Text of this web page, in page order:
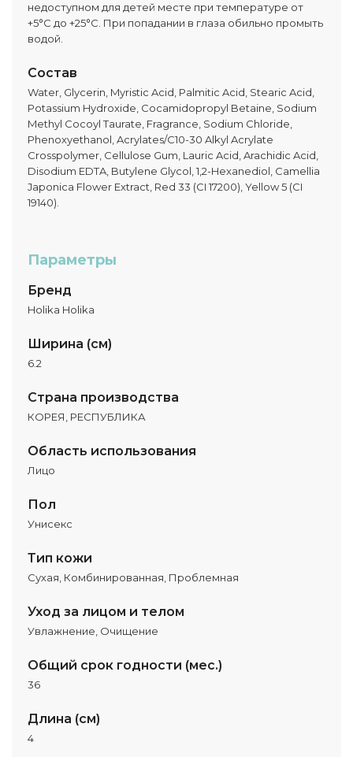
недоступном для детей месте при температуре от
+5°C до +25°C. При попадании в глаза обильно промыть
водой.
Состав
Water, Glycerin, Myristic Acid, Palmitic Acid, Stearic Acid,
Potassium Hydroxide, Cocamidopropyl Betaine, Sodium
Methyl Cocoyl Taurate, Fragrance, Sodium Chloride,
Phenoxyethanol, Acrylates/C10-30 Alkyl Acrylate
Crosspolymer, Cellulose Gum, Lauric Acid, Arachidic Acid,
Disodium EDTA, Butylene Glycol, 1,2-Hexanediol, Camellia
Japonica Flower Extract, Red 33 (CI 17200), Yellow 5 (CI
19140).
Параметры
Бренд
Holika Holika
Ширина (см)
6.2
Страна производства
КОРЕЯ, РЕСПУБЛИКА
Область использования
Лицо
Пол
Унисекс
Тип кожи
Сухая, Комбинированная, Проблемная
Уход за лицом и телом
Увлажнение, Очищение
Общий срок годности (мес.)
36
Длина (см)
4